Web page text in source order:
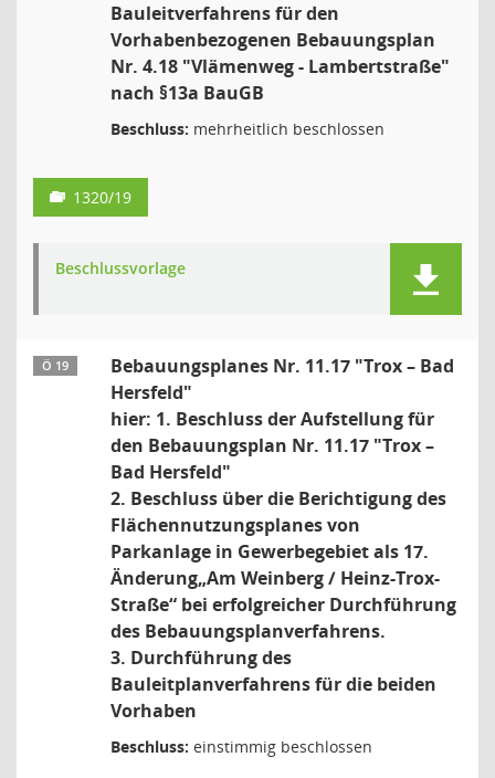
Bauleitverfahrens für den
Vorhabenbezogenen Bebauungsplan
Nr. 4.18 "Vlämenweg - Lambertstraße"
nach §13a BauGB
Beschluss: mehrheitlich beschlossen
1320/19
Beschlussvorlage
Ö 19
Bebauungsplanes Nr. 11.17 "Trox – Bad
Hersfeld"
hier: 1. Beschluss der Aufstellung für
den Bebauungsplan Nr. 11.17 "Trox –
Bad Hersfeld"
2. Beschluss über die Berichtigung des
Flächennutzungsplanes von
Parkanlage in Gewerbegebiet als 17.
Änderung„Am Weinberg / Heinz-Trox-
Straße“ bei erfolgreicher Durchführung
des Bebauungsplanverfahrens.
3. Durchführung des
Bauleitplanverfahrens für die beiden
Vorhaben
Beschluss: einstimmig beschlossen